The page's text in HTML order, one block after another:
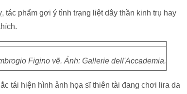
tác phẩm gợi ý tình trạng liệt dây thần kinh trụ hay
Figino vẽ. Ảnh: Gallerie dell'Accademia.
tái hiện hình ảnh họa sĩ thiên tài đang chơi lira da